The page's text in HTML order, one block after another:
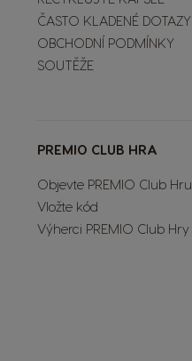
ČASTO KLADENÉ DOTAZY
OBCHODNÍ PODMÍNKY
SOUTĚŽE
PREMIO CLUB HRA
Objevte PREMIO Club Hru
Vložte kód
Výherci PREMIO Club Hry